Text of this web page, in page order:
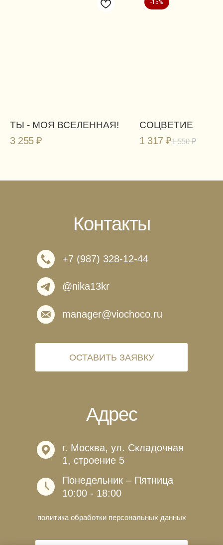
ТЫ - МОЯ ВСЕЛЕННАЯ!
3 255 ₽
-15%
СОЦВЕТИЕ
1 317 ₽1 550 ₽
Контакты
Адрес
+7 (987) 328-12-44
@nika13kr
manager@viochoco.ru
политика обработки персональных данных
ОСТАВИТЬ ЗАЯВКУ
г. Москва, ул. Складочная
1, строение 5
Понедельник – Пятница
10:00 - 18:00